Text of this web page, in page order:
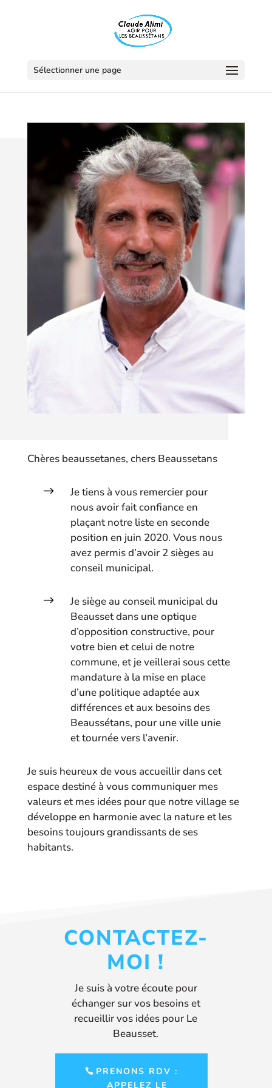
Sélectionner une page
Chères beaussetanes, chers Beaussetans
$
Je tiens à vous remercier pour
nous avoir fait confiance en
plaçant notre liste en seconde
position en juin 2020. Vous nous
avez permis d’avoir 2 sièges au
conseil municipal.
$
Je siège au conseil municipal du
Beausset dans une optique
d’opposition constructive, pour
votre bien et celui de notre
commune, et je veillerai sous cette
mandature à la mise en place
d’une politique adaptée aux
différences et aux besoins des
Beaussétans, pour une ville unie
et tournée vers l’avenir.
Je suis heureux de vous accueillir dans cet
espace destiné à vous communiquer mes
valeurs et mes idées pour que notre village se
développe en harmonie avec la nature et les
besoins toujours grandissants de ses
habitants.
CONTACTEZ-
MOI !
Je suis à votre écoute pour
échanger sur vos besoins et
recueillir vos idées pour Le
Beausset.
PRENONS RDV :
APPELEZ LE